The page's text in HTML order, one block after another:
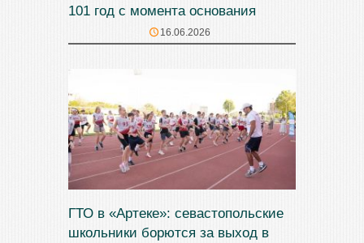
101 год с момента основания
16.06.2026
ГТО в «Артеке»: севастопольские
школьники борются за выход в